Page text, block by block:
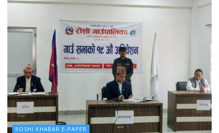
ROSHI KHABAR E-PAPER